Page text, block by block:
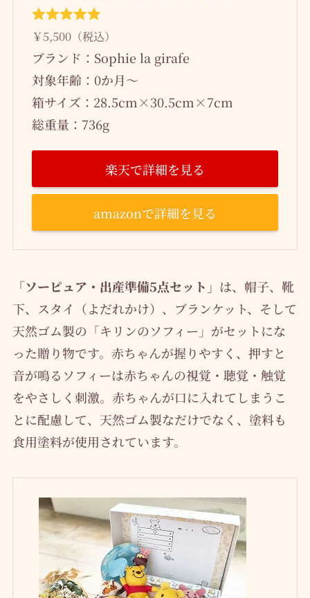
￥5,500（税込）
ブランド：Sophie la girafe
対象年齢：0か月～
箱サイズ：28.5cm×30.5cm×7cm
総重量：736g
楽天で詳細を見る
amazonで詳細を見る
「ソーピュア・出産準備5点セット」 は、帽子、靴
下、スタイ（よだれかけ）、ブランケット、そして
天然ゴム製の「キリンのソフィー」がセットにな
った贈り物です。赤ちゃんが握りやすく、押すと
音が鳴るソフィーは赤ちゃんの視覚・聴覚・触覚
をやさしく刺激。赤ちゃんが口に入れてしまうこ
とに配慮して、天然ゴム製なだけでなく、塗料も
食用塗料が使用されています。